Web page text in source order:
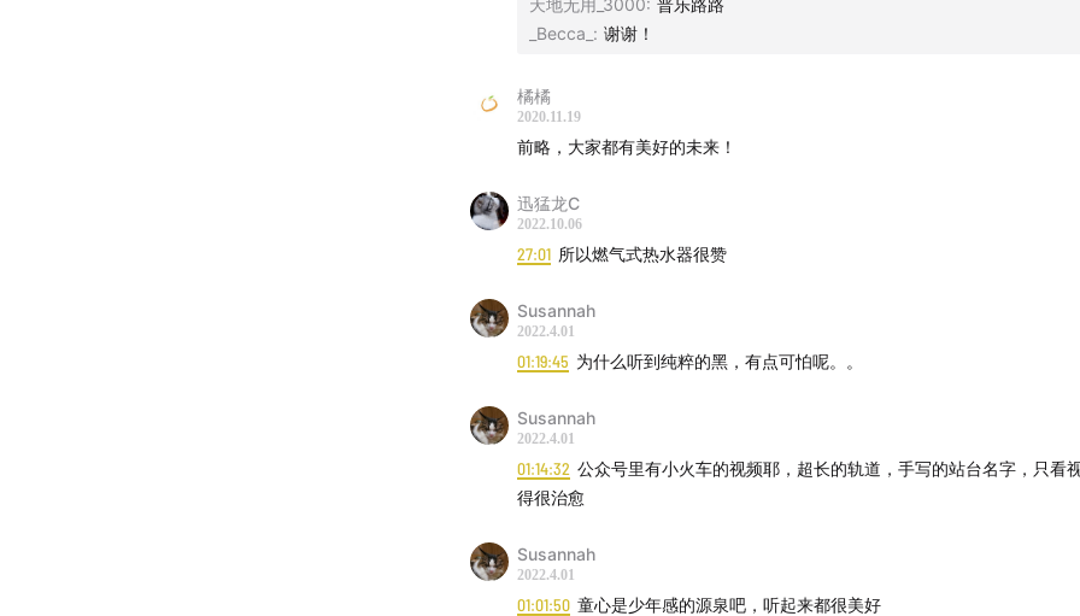
天地无用_3000: 普乐路路
_Becca_ : 谢谢！
橘橘
2020.11.19
前略，大家都有美好的未来！
迅猛龙C
2022.10.06
27:01 所以燃气式热水器很赞
Susannah
2022.4.01
01:19:45 为什么听到纯粹的黑，有点可怕呢。。
Susannah
2022.4.01
01:14:32 公众号里有小火车的视频耶，超长的轨道，手写的站台名字，只看
得很治愈
Susannah
2022.4.01
01:01:50 童心是少年感的源泉吧，听起来都很美好